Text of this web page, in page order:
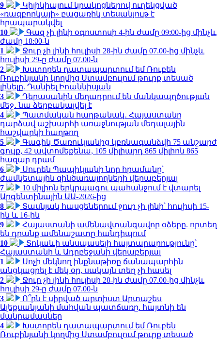
9
Կիլիկիայում կրակոցներով ուղեկցված
«ռազբորկայի» բացառիկ տեսանյութ է
հրապարակվել
10
Գազ չի լինի օգոստոսի 4-ին ժամը 09:00-ից մինչև
ժամը 18:00-ն
1
Ջուր չի լինի հուլիսի 28-ին ժամը 07.00-ից մինչև
հուլիսի 29-ը ժամը 07.00-ն
2
Խստորեն դատապարտում եմ Ռուբեն
Ռուբինյանի կողմից Ստամբուլում թուրք տեսած
լինելը. Դանիել Իոաննիսյան
3
Դերասանին մեղադրում են մանկապղծության
մեջ․ նա ձերբակալվել է
4
Պատմական հաղթանակ․ Հայաստանը
դարձավ աշխարհի առաջնության մեդալային
հաշվարկի հաղթող
5
Գագիկ Ծառուկյանից կբռնագանձվի 75 անշարժ
գույք, 42 ավտոմեքենա, 105 միլիարդ 865 միլիոն 865
հազար դրամ
6
Սուրեն Պապիկյանի նոր հրամանը՝
ժամկետային զինծառայողների վերաբերյալ
7
10 միլիոն երկրպագու պահանջում է վտարել
Արգենտինային ԱԱ-2026-ից
8
Տասնյակ հասցեներում ջուր չի լինի՝ հուլիսի 15-
ին և 16-ին
9
Հայաստանի ամենավտանգավոր օձերը. որտեղ
են դրանք ամենաշատը հանդիպում
10
Տոկաևի անսպասելի հայտարարությունը՝
Հայաստանի և Ադրբեջանի վերաբերյալ
1
Սոչի մեկնող ինքնաթիռը ճանապարհին
անցկացրել է մեկ օր, սակայն տեղ չի հասել
2
Ջուր չի լինի հուլիսի 28-ին ժամը 07.00-ից մինչև
հուլիսի 29-ը ժամը 07.00-ն
3
Ո՞րն է սիրված արտիստ Արտաշես
Ալեքսանյանի մահվան պատճառը. հայտնի են
մանրամասներ
4
Խստորեն դատապարտում եմ Ռուբեն
Ռուբինյանի կողմից Ստամբուլում թուրք տեսած